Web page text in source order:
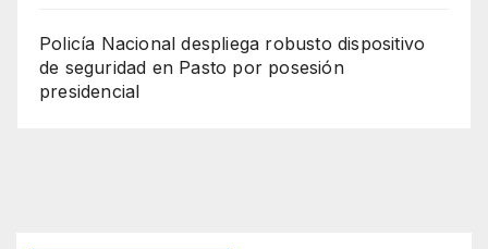
Policía Nacional despliega robusto dispositivo
de seguridad en Pasto por posesión
presidencial